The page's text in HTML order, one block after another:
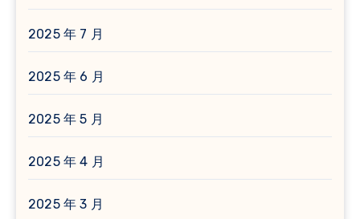
2025 年 7 月
2025 年 6 月
2025 年 5 月
2025 年 4 月
2025 年 3 月